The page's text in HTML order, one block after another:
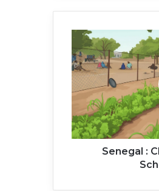
Senegal
Children
Grow
Their
School
Garden
Senegal :